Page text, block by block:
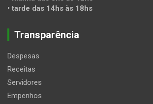
• tarde das 14hs às 18hs
Transparência
Despesas
Receitas
Servidores
Empenhos